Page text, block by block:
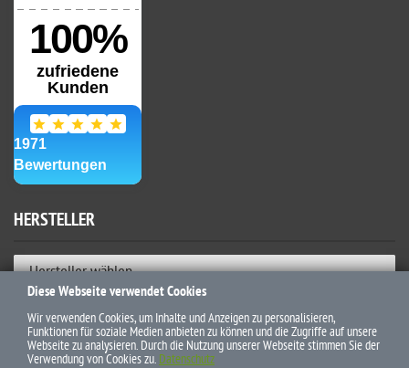
HERSTELLER
Hersteller wählen
ZAHLUNGSWEISEN
Diese Webseite verwendet Cookies
Wir verwenden Cookies, um Inhalte und Anzeigen zu personalisieren,
Funktionen für soziale Medien anbieten zu können und die Zugriffe auf unsere
Webseite zu analysieren. Durch die Nutzung unserer Webseite stimmen Sie der
Verwendung von Cookies zu. Datenschutz